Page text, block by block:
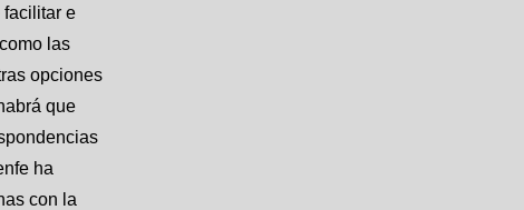
facilitar e
las
opciones
que
ha
con la